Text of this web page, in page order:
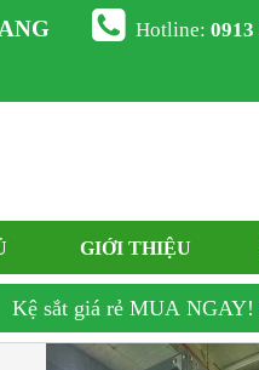
Hotline:0913
GIỚI THIỆU
Kệ sắt giá rẻ MUA NGAY!